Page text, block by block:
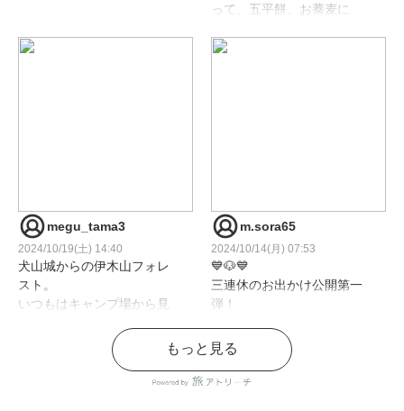
した😍
紅葉🍁も美しかったし、最
強の城🏯✨✨✨
城アプリ
244/3000達成
城下町も、何往復した
美味しい店見付けた😋
って、五平餅、お蕎麦に
ンク！
カロリーゼロってことで👍
#犬山城 #犬山城下町 #犬山
城下町食べ歩き #犬山城下
町グルメ #愛知県 #犬山市 #
プチ旅 #プチ女子旅 #飛騨牛
にぎり #五平餅 #五平餅だん
ご #蕎麦 #明方醤油フランク
#名古屋コーチン #名古屋コ
ーチンひつまぶし #キャン
megu_tama3
2024/10/19(土) 14:40
犬山城からの伊木山フォレ
スト。
いつもはキャンプ場から見
初犬山城からのショット📷
m.sora65
2024/10/14(月) 07:53
💙🐶💙
三連休のお出かけ公開第一
弾！
現存天守１２城制覇〜🏯✨
残りは国宝犬山城ひとつだ
けになっていて、ずっと行
もっと見る